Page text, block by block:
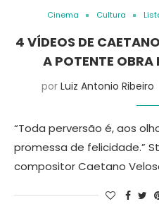
Cinema Cultura
4 VÍDEOS DE
A POTENTE
por Luiz Antonio Ribeiro
“Toda perversão é, aos
promessa de felicidade.”
compositor Caetano